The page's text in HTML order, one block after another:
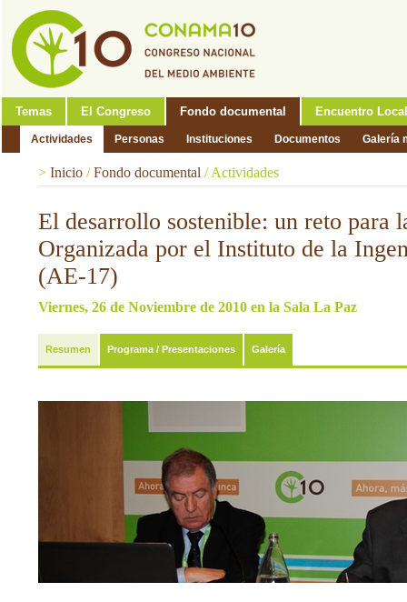
Temas El Congreso Fondo documental Encuentro Local
Actividades Personas Instituciones Documentos Galería
> Inicio /Fondo documental / Actividades
El desarrollo sostenible: un reto para
Organizada por el Instituto de la
(AE-17)
Viernes, 26 de Noviembre de 2010 en la Sala La Paz
Resumen Programa / Presentaciones Galería